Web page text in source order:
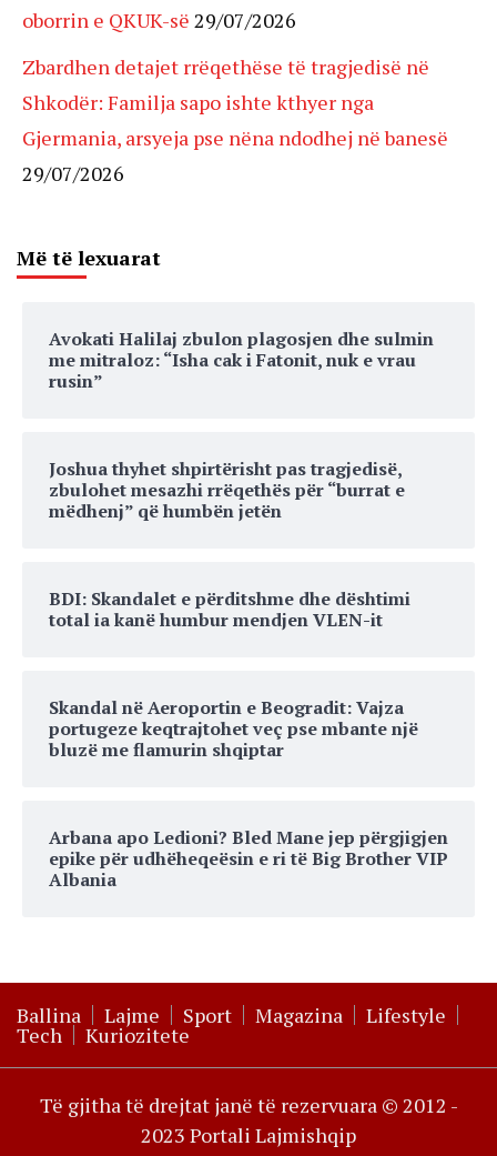
oborrin e QKUK-së 29/07/2026
Zbardhen detajet rrëqethëse të tragjedisë në
Shkodër: Familja sapo ishte kthyer nga
Gjermania, arsyeja pse nëna ndodhej në banesë
29/07/2026
Më të lexuarat
Avokati Halilaj zbulon plagosjen dhe sulmin
me mitraloz: “Isha cak i Fatonit, nuk e vrau
rusin”
Joshua thyhet shpirtërisht pas tragjedisë,
zbulohet mesazhi rrëqethës për “burrat e
mëdhenj” që humbën jetën
BDI: Skandalet e përditshme dhe dështimi
total ia kanë humbur mendjen VLEN-it
Skandal në Aeroportin e Beogradit: Vajza
portugeze keqtrajtohet veç pse mbante një
bluzë me flamurin shqiptar
Arbana apo Ledioni? Bled Mane jep përgjigjen
epike për udhëheqeësin e ri të Big Brother VIP
Albania
Ballina Lajme Sport Magazina Lifestyle
Tech Kuriozitete
Të gjitha të drejtat janë të rezervuara © 2012 -
2023 Portali Lajmishqip